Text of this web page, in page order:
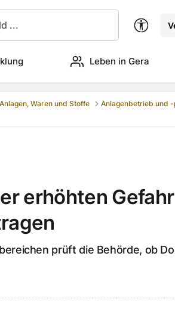
Leben in Gera
Anlagen, Waren und Stoffe
Anlagenbetrieb und
erhöhten
prüft die Behörde, ob